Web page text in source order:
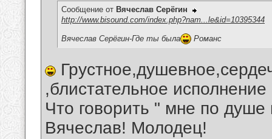
Сообщение от Вячеслав Серёгин
http://www.bisound.com/index.php?nam...le&id=10395344
Вячеслав Серёгин-Где ты была Романс
,блистательное
Что говорить " мне по
Вячеслав! Молодец!